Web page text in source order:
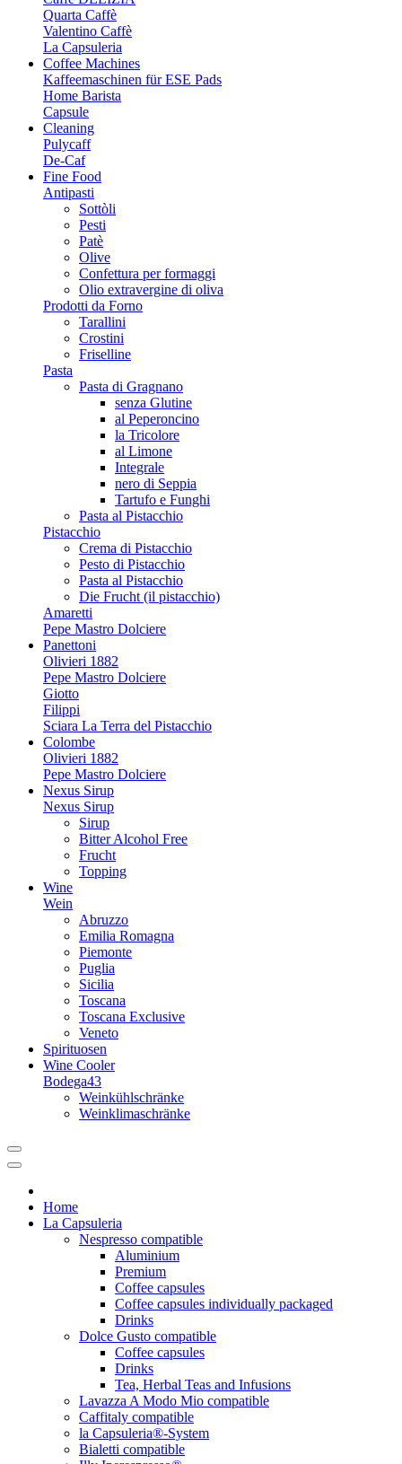
Quarta Caffè
Valentino Caffè
La Capsuleria
Coffee Machines
Kaffeemaschinen für ESE Pads
Home Barista
Capsule
Cleaning
Pulycaff
De-Caf
Fine Food
Antipasti
Sottòli
Pesti
Patè
Olive
Confettura per formaggi
Olio extravergine di oliva
Prodotti da Forno
Tarallini
Crostini
Friselline
Pasta
Pasta di Gragnano
senza Glutine
al Peperoncino
la Tricolore
al Limone
Integrale
nero di Seppia
Tartufo e Funghi
Pasta al Pistacchio
Pistacchio
Crema di Pistacchio
Pesto di Pistacchio
Pasta al Pistacchio
Die Frucht (il pistacchio)
Amaretti
Pepe Mastro Dolciere
Panettoni
Olivieri 1882
Pepe Mastro Dolciere
Giotto
Filippi
Sciara La Terra del Pistacchio
Colombe
Olivieri 1882
Pepe Mastro Dolciere
Nexus Sirup
Nexus Sirup
Sirup
Bitter Alcohol Free
Frucht
Topping
Wine
Wein
Abruzzo
Emilia Romagna
Piemonte
Puglia
Sicilia
Toscana
Toscana Exclusive
Veneto
Spirituosen
Wine Cooler
Bodega43
Weinkühlschränke
Weinklimaschränke
Home
La Capsuleria
Nespresso compatible
Aluminium
Premium
Coffee capsules
Coffee capsules individually packaged
Drinks
Dolce Gusto compatible
Coffee capsules
Drinks
Tea, Herbal Teas and Infusions
Lavazza A Modo Mio compatible
Caffitaly compatible
la Capsuleria®-System
Bialetti compatible